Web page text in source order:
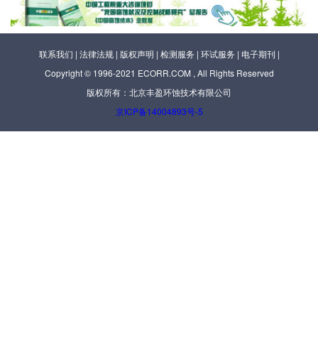
联系我们 | 法律法规| 版权声明 | 检测服务 | 环试服务 | 电子期刊 |
Copyright © 1996-2021 ECORR.COM , All Rights Reserved
版权所有：北京丰盈环蚀技术有限公司
京ICP备14004893号-5